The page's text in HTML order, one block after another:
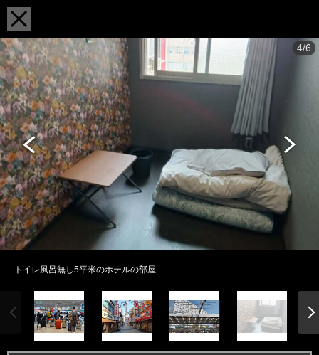
4/6
トイレ風呂無し5平米のホテルの部屋